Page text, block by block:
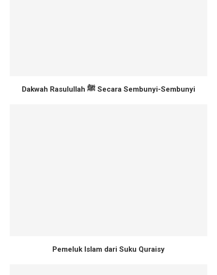
Dakwah Rasulullah ﷺ Secara Sembunyi-Sembunyi
Pemeluk Islam dari Suku Quraisy